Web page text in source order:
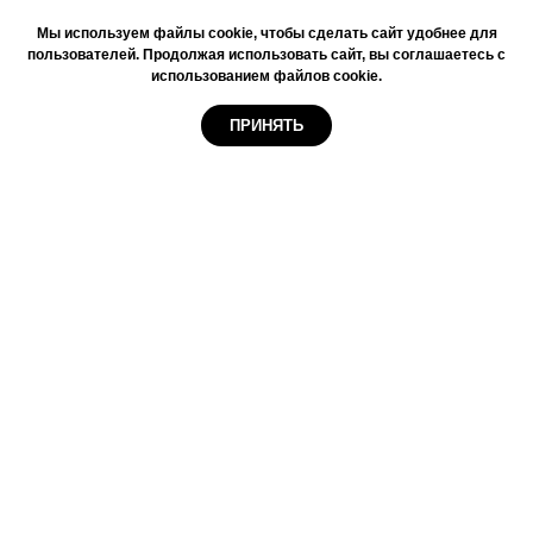
Мы используем файлы cookie, чтобы сделать сайт удобнее для
пользователей. Продолжая использовать сайт, вы соглашаетесь с
использованием файлов cookie.
ПРИНЯТЬ